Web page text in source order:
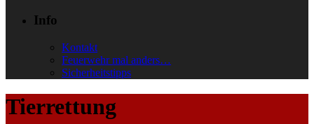
Info
Kontakt
Feuerwehr mal anders…
Sicherheitstipps
Tierrettung